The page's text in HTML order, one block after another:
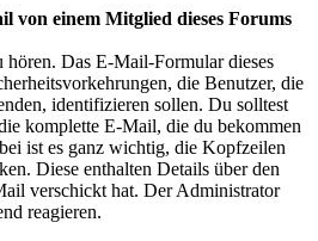
von einem Mitglied dieses Forums
hören. Das E-Mail-Formular dieses
die Benutzer, die
identifizieren sollen. Du solltest
komplette E-Mail, die du bekommen
ist es ganz wichtig, die Kopfzeilen
Diese enthalten Details über den
verschickt hat. Der Administrator
reagieren.